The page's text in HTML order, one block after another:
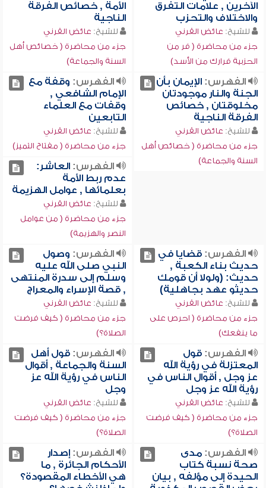
الآخرين , علامات التفرق
والاختلاف والتحزب
للشيخ: عائض القرني
جزء من محاضرة ( فر من
الحزبية فرارك من الأسد)
الأمة , خصائص الفرقة
الناجية
للشيخ: عائض القرني
جزء من محاضرة ( خصائص أهل
السنة والجماعة)
الفهرس:الإيمان بأن
الجنة والنار موجودتان
مخلوقتان , خصائص
الفرقة الناجية
للشيخ: عائض القرني
جزء من محاضرة ( خصائص أهل
السنة والجماعة)
الفهرس: وقفة مع
الإمام الشافعي ,
وقفات مع العلماء
التابعين
للشيخ: عائض القرني
جزء من محاضرة ( مفتاح التميز)
الفهرس:العاشر:
عدم ربط الأمة
بعلمائها , عوامل الهزيمة
للشيخ: عائض القرني
جزء من محاضرة ( من عوامل
النصر والهزيمة)
الفهرس:قضايا في
حديث بناء الكعبة ,
حديث: (ولولا أن قومك
حديثو عهد بجاهلية)
للشيخ: عائض القرني
جزء من محاضرة ( احرص على
ما ينفعك)
الفهرس: وصول
النبي صلى الله عليه
وسلم إلى سدرة المنتهى
, قصة الإسراء والمعراج
للشيخ: عائض القرني
جزء من محاضرة ( كيف فرضت
الصلاة؟)
الفهرس:قول
المعتزلة في رؤية الله
عز وجل , أقوال الناس في
رؤية الله عز وجل
للشيخ: عائض القرني
جزء من محاضرة ( كيف فرضت
الصلاة؟)
الفهرس:قول أهل
السنة والجماعة , أقوال
الناس في رؤية الله عز
وجل
للشيخ: عائض القرني
جزء من محاضرة ( كيف فرضت
الصلاة؟)
الفهرس:مدى
صحة نسبة كتاب
الحيدة إلى مؤلفه , بيان
الفهرس:إصدار
الأحكام الجائرة , ما
هي الأخطاء المقصودة؟